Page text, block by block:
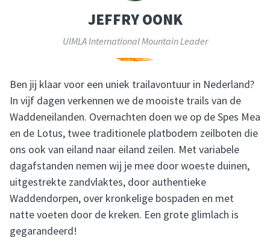
JEFFRY OONK
UIMLA International Mountain Leader
Ben jij klaar voor een uniek trailavontuur in Nederland?
In vijf dagen verkennen we de mooiste trails van de
Waddeneilanden. Overnachten doen we op de Spes Mea
en de Lotus, twee traditionele platbodem zeilboten die
ons ook van eiland naar eiland zeilen. Met variabele
dagafstanden nemen wij je mee door woeste duinen,
uitgestrekte zandvlaktes, door authentieke
Waddendorpen, over kronkelige bospaden en met
natte voeten door de kreken. Een grote glimlach is
gegarandeerd!